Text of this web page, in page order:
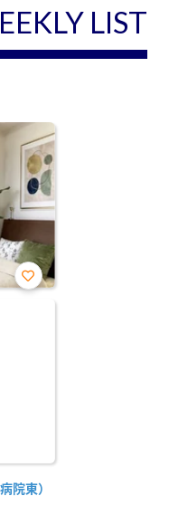
LIST
院東）
お気